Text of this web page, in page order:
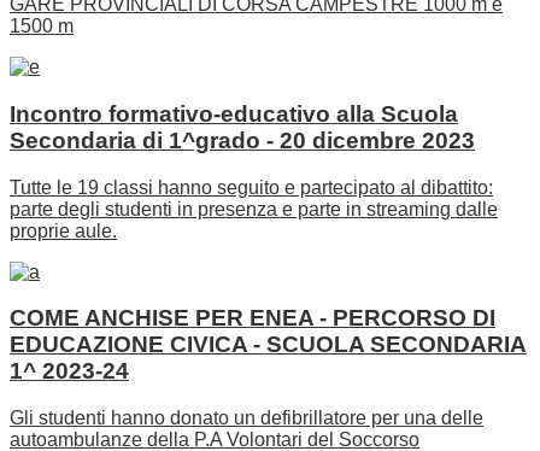
GARE PROVINCIALI DI CORSA CAMPESTRE 1000 m e
1500 m
Incontro formativo-educativo alla Scuola
Secondaria di 1^grado - 20 dicembre 2023
Tutte le 19 classi hanno seguito e partecipato al dibattito:
parte degli studenti in presenza e parte in streaming dalle
proprie aule.
COME ANCHISE PER ENEA - PERCORSO DI
EDUCAZIONE CIVICA - SCUOLA SECONDARIA
1^ 2023-24
Gli studenti hanno donato un defibrillatore per una delle
autoambulanze della P.A Volontari del Soccorso